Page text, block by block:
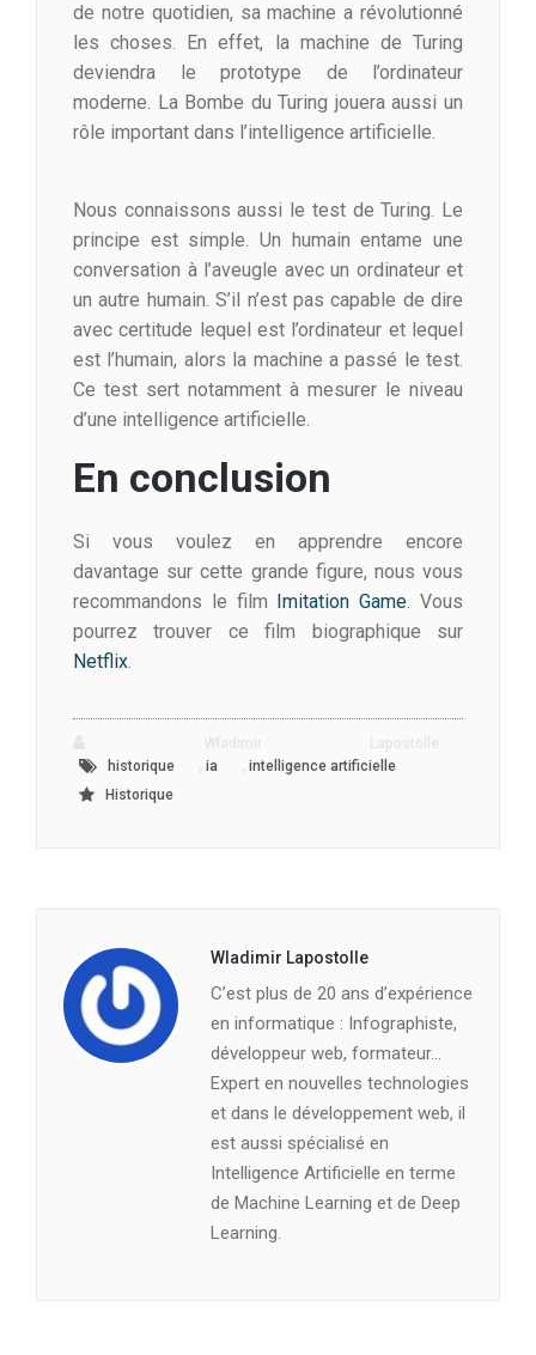
de notre quotidien, sa machine a révolutionné
les choses. En effet, la machine de Turing
deviendra le prototype de l’ordinateur
moderne. La Bombe du Turing jouera aussi un
rôle important dans l’intelligence artificielle.
Nous connaissons aussi le test de Turing. Le
principe est simple. Un humain entame une
conversation à l’aveugle avec un ordinateur et
un autre humain. S’il n’est pas capable de dire
avec certitude lequel est l’ordinateur et lequel
est l’humain, alors la machine a passé le test.
Ce test sert notamment à mesurer le niveau
d’une intelligence artificielle.
En conclusion
Si vous voulez en apprendre encore
davantage sur cette grande figure, nous vous
recommandons le film Imitation Game. Vous
pourrez trouver ce film biographique sur
Netflix.
historique
ia
intelligence artificielle
Historique
Wladimir Lapostolle
C’est plus de 20 ans d’expérience
en informatique : Infographiste,
développeur web, formateur…
Expert en nouvelles technologies
et dans le développement web, il
est aussi spécialisé en
Intelligence Artificielle en terme
de Machine Learning et de Deep
Learning.